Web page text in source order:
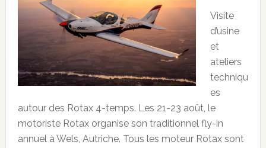
Visite
d’usine
et
ateliers
techniqu
es
autour des Rotax 4-temps. Les 21-23 août, le
motoriste Rotax organise son traditionnel fly-in
annuel à Wels, Autriche. Tous les moteur Rotax sont